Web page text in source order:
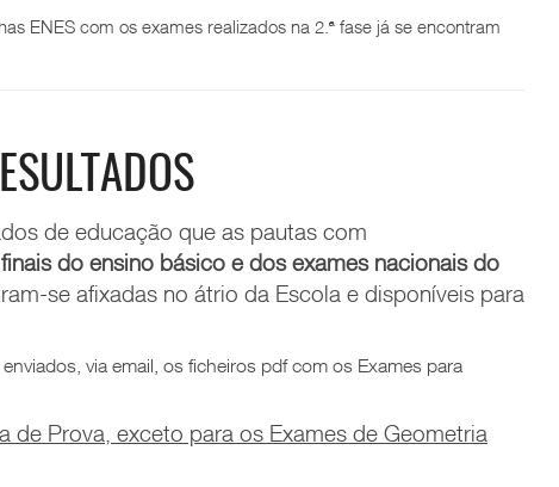
ENES com os exames realizados na 2.ª fase já se encontram
de educação que as pautas com
do ensino básico e dos exames nacionais do
se afixadas no átrio da Escola e disponíveis para
via email, os ficheiros pdf com os Exames para
de Prova, exceto para os Exames de Geometria